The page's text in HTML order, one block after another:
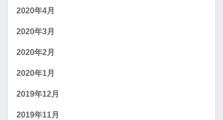
2020年4月
2020年3月
2020年2月
2020年1月
2019年12月
2019年11月